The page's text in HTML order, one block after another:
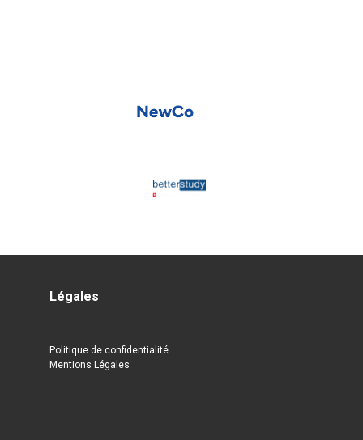
Légales
Politique de confidentialité
Mentions Légales